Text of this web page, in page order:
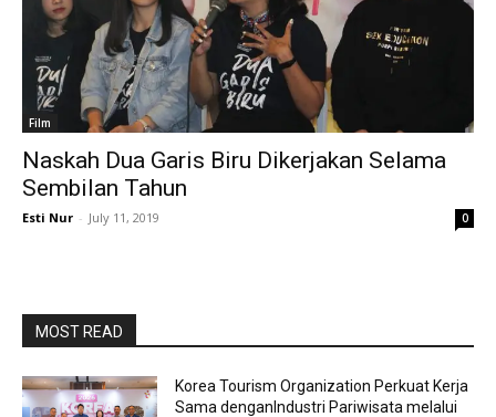
Film
Naskah Dua Garis Biru Dikerjakan Selama
Sembilan Tahun
Esti Nur - July 11, 2019 0
MOST READ
Korea Tourism Organization Perkuat Kerja
Sama denganIndustri Pariwisata melalui